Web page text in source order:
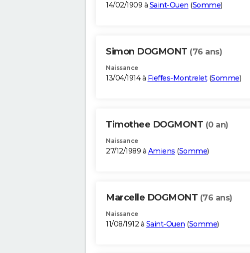
14/02/1909 à Saint-Ouen (Somme)
Simon DOGMONT (76 ans)
Naissance
13/04/1914 à Fieffes-Montrelet(Somme)
Timothee DOGMONT (0 an)
Naissance
27/12/1989 à Amiens (Somme)
Marcelle DOGMONT (76 ans)
Naissance
11/08/1912 à Saint-Ouen (Somme)